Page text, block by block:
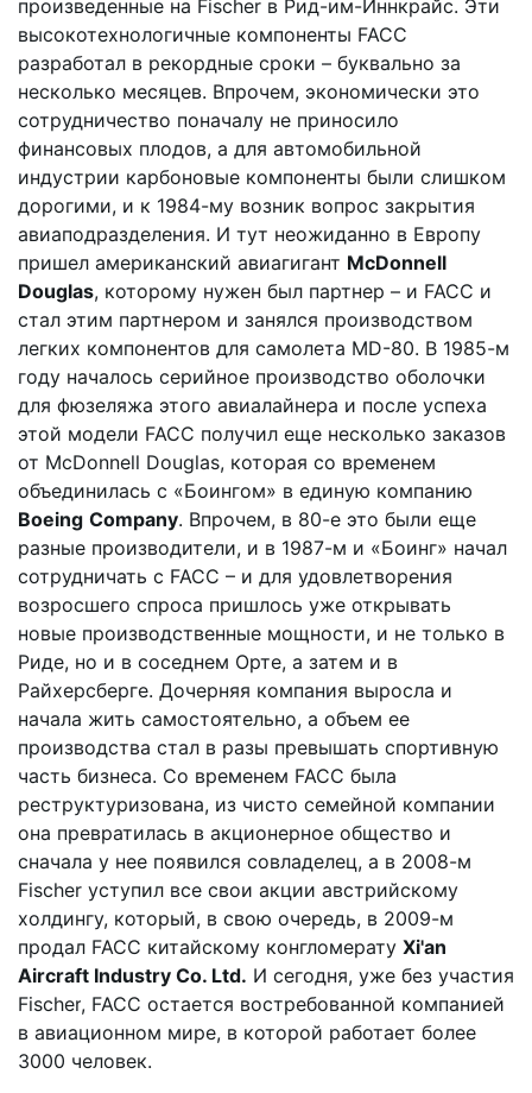
произведенные на Fischer в Рид-им-Иннкрайс. Эти
высокотехнологичные компоненты FACC
разработал в рекордные сроки – буквально за
несколько месяцев. Впрочем, экономически это
сотрудничество поначалу не приносило
финансовых плодов, а для автомобильной
индустрии карбоновые компоненты были слишком
дорогими, и к 1984-му возник вопрос закрытия
авиаподразделения. И тут неожиданно в Европу
пришел американский авиагигант McDonnell
Douglas, которому нужен был партнер – и FACC и
стал этим партнером и занялся производством
легких компонентов для самолета MD-80. В 1985-м
году началось серийное производство оболочки
для фюзеляжа этого авиалайнера и после успеха
этой модели FACC получил еще несколько заказов
от McDonnell Douglas, которая со временем
объединилась с «Боингом» в единую компанию
Boeing Company. Впрочем, в 80-е это были еще
разные производители, и в 1987-м и «Боинг» начал
сотрудничать с FACC – и для удовлетворения
возросшего спроса пришлось уже открывать
новые производственные мощности, и не только в
Риде, но и в соседнем Орте, а затем и в
Райхерсберге. Дочерняя компания выросла и
начала жить самостоятельно, а объем ее
производства стал в разы превышать спортивную
часть бизнеса. Со временем FACC была
реструктуризована, из чисто семейной компании
она превратилась в акционерное общество и
сначала у нее появился совладелец, а в 2008-м
Fischer уступил все свои акции австрийскому
холдингу, который, в свою очередь, в 2009-м
продал FACC китайскому конгломерату Xi'an
Aircraft Industry Co. Ltd. И сегодня, уже без участия
Fischer, FACC остается востребованной компанией
в авиационном мире, в которой работает более
3000 человек.